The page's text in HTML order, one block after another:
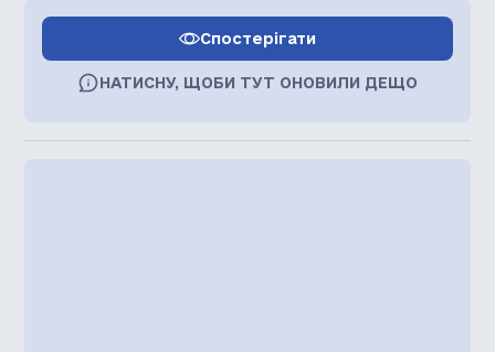
Спостерігати
НАТИСНУ, ЩОБИ ТУТ ОНОВИЛИ ДЕЩО